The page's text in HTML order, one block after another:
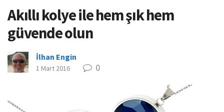
Akıllı kolye ile hem şık hem
güvende olun
İlhan Engin
1 Mart 2016 0